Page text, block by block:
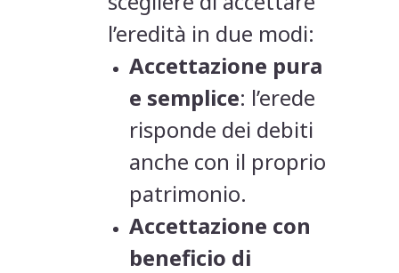
l’eredità in due modi:
Accettazione pura
e semplice: l’erede
risponde dei debiti
anche con il proprio
patrimonio.
Accettazione con
beneficio di